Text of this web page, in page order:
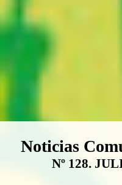
Boletín
Noticias
Nº 128.